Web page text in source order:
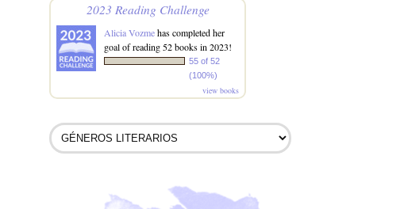
2023 Reading Challenge
Alicia Vozmehas completed her
goal of reading 52 books in 2023!
55 of 52
(100%)
view books